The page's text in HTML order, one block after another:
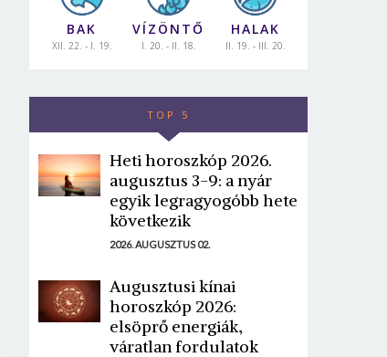
BAK
XII. 22. - I. 19.
VÍZÖNTŐ
I. 20. - II. 18.
HALAK
II. 19. - III. 20.
TOP 5
Heti horoszkóp 2026.
augusztus 3-9: a nyár
egyik legragyogóbb hete
következik
2026. AUGUSZTUS 02.
Augusztusi kínai
horoszkóp 2026:
elsöprő energiák,
váratlan fordulatok